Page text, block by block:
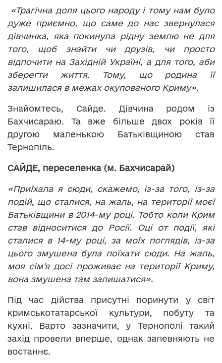
«Трагічна доля цього народу і тому нам було
дуже приємно, що саме до нас звернулася
дівчинка, яка покинула рідну землю не для
того, щоб знайти чи друзів, чи просто
відпочити на Західній Україні, а для того, аби
зберегти життя. Тому, що родина її
залишилася в межах окупованого Криму».
Знайомтесь, Сайде. Дівчина родом із
Бахчисараю. Та вже більше двох років її
другою маленькою Батьківщиною став
Тернопіль.
САЙДЕ, переселенка (м. Бахчисарай)
«Приїхала я сюди, скажемо, із-за того, із-за
подій, що сталися, на жаль, на території моєї
Батьківщини в 2014-му році. Тобто коли Крим
став відноситися до Росії. Оці от події, які
сталися в 14-му році, за моїх поглядів, із-за
цього змушена була поїхати сюди. На жаль,
моя сім’я досі проживає на території Криму,
вона змушена там залишатися».
Під час дійства присутні поринути у світ
кримськотатарської культури, побуту та
кухні. Варто зазначити, у Тернополі такий
захід провели вперше, однак запевняють не
востаннє.